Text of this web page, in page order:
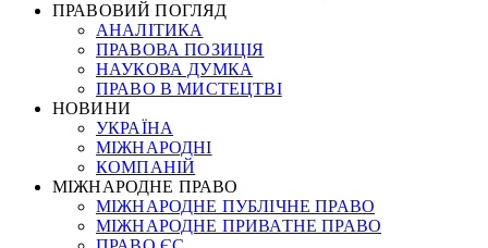
ПРАВОВИЙ ПОГЛЯД
АНАЛІТИКА
ПРАВОВА ПОЗИЦІЯ
НАУКОВА ДУМКА
ПРАВО В МИСТЕЦТВІ
НОВИНИ
УКРАЇНА
МІЖНАРОДНІ
КОМПАНІЙ
МІЖНАРОДНЕ ПРАВО
МІЖНАРОДНЕ ПУБЛІЧНЕ ПРАВО
МІЖНАРОДНЕ ПРИВАТНЕ ПРАВО